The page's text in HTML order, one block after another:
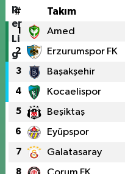
# Takım
1 Amed
2 Erzurumspor FK
3 Başakşehir
4 Kocaelispor
5 Beşiktaş
6 Eyüpspor
7 Galatasaray
8